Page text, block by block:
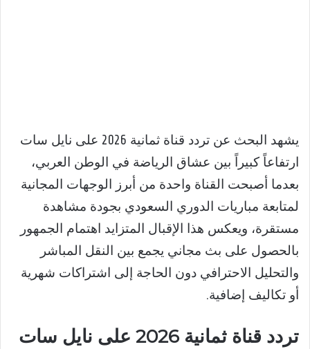
يشهد البحث عن تردد قناة ثمانية 2026 على نايل سات
ارتفاعاً كبيراً بين عشاق الرياضة في الوطن العربي،
بعدما أصبحت القناة واحدة من أبرز الوجهات المجانية
لمتابعة مباريات الدوري السعودي بجودة مشاهدة
مستقرة، ويعكس هذا الإقبال المتزايد اهتمام الجمهور
بالحصول على بث مجاني يجمع بين النقل المباشر
والتحليل الاحترافي دون الحاجة إلى اشتراكات شهرية
أو تكاليف إضافية.
تردد قناة ثمانية 2026 على نايل سات